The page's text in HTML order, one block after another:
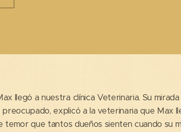
llegó a nuestra clínica Veterinaria. Su
explicó a la veterinaria que Max
temor que tantos dueños sienten cuando su